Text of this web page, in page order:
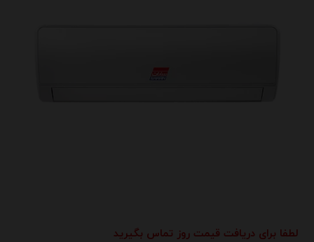
لطفا برای دریافت قیمت روز تماس بگیرید